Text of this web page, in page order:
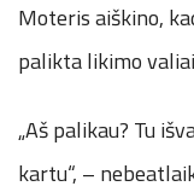
Moteris aiškino,
palikta likimo
„Aš palikau? Tu
kartu“, –